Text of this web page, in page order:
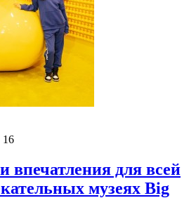
16
впечатления для всей
музеях Big